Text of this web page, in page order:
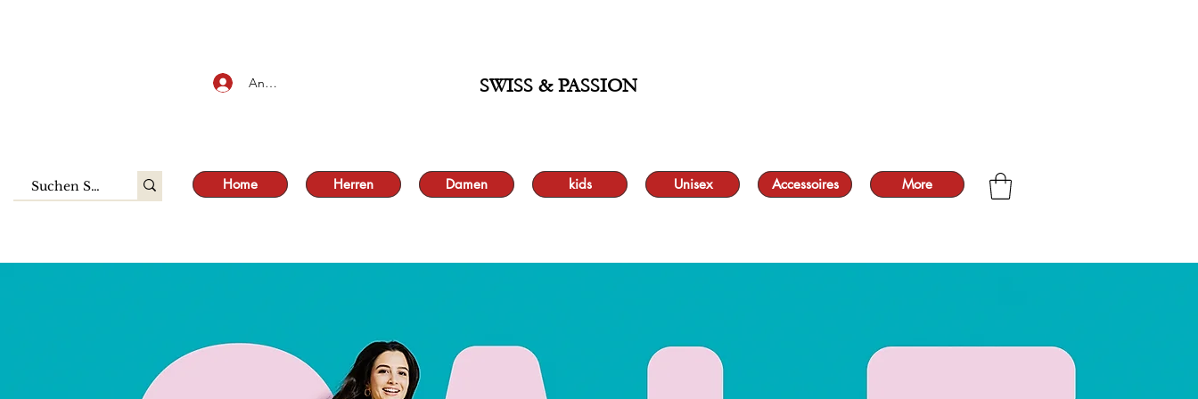
Anmelden SWISS & PASSION
Home Herren Damen kids Unisex Accessoires More